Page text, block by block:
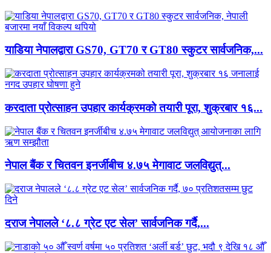
याडिया नेपालद्वारा GS70, GT70 र GT80 स्कुटर सार्वजनिक,...
करदाता प्रोत्साहन उपहार कार्यक्रमको तयारी पूरा, शुक्रबार १६...
नेपाल बैंक र चितवन इनर्जीबीच ४.७५ मेगावाट जलविद्युत्...
दराज नेपालले ‘८.८ ग्रेट एट सेल’ सार्वजनिक गर्दै,...